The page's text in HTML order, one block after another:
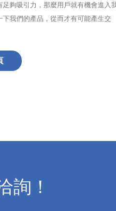
夠吸引力，那麼用戶就有機會進入
我們的產品，從而才有可能產生交
詢！